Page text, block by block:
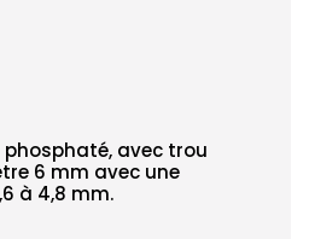
avec trou
6 mm avec une
à 4,8 mm.